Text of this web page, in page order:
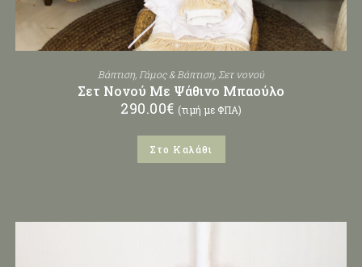
Βάπτιση,Γάμος & Βάπτιση,Σετ νονού
Σετ Νονού Με Ψάθινο Μπαούλο
290.00€ (τιμή με ΦΠΑ)
Στο Καλάθι